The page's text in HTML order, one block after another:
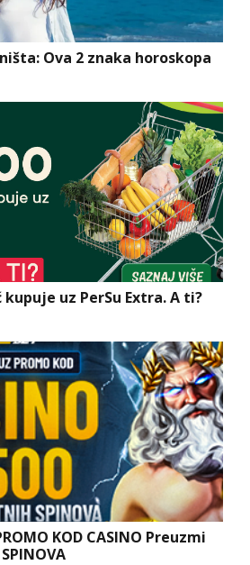
Ova 2 znaka horoskopa
kupuje uz PerSu Extra. A ti?
KOD CASINO Preuzmi